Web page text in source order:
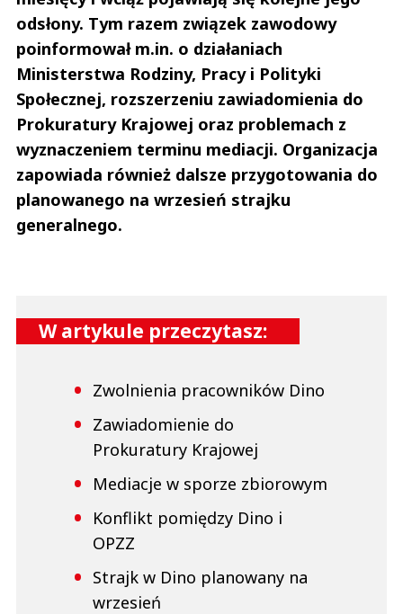
4
Zostaw swoje komentarze
Imię (Wymagane)
Anuluj
Prześlij komentarz
odsłony. Tym razem związek zawodowy
poinformował m.in. o działaniach
Ministerstwa Rodziny, Pracy i Polityki
Społecznej, rozszerzeniu zawiadomienia do
Prokuratury Krajowej oraz problemach z
wyznaczeniem terminu mediacji. Organizacja
zapowiada również dalsze przygotowania do
planowanego na wrzesień strajku
generalnego.
W artykule przeczytasz:
Zwolnienia pracowników Dino
Zawiadomienie do
Prokuratury Krajowej
Mediacje w sporze zbiorowym
Konflikt pomiędzy Dino i
OPZZ
Strajk w Dino planowany na
wrzesień